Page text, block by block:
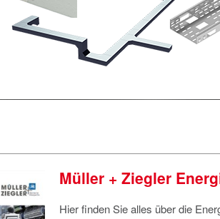
Müller + Ziegler
Hier finden Sie alles über die